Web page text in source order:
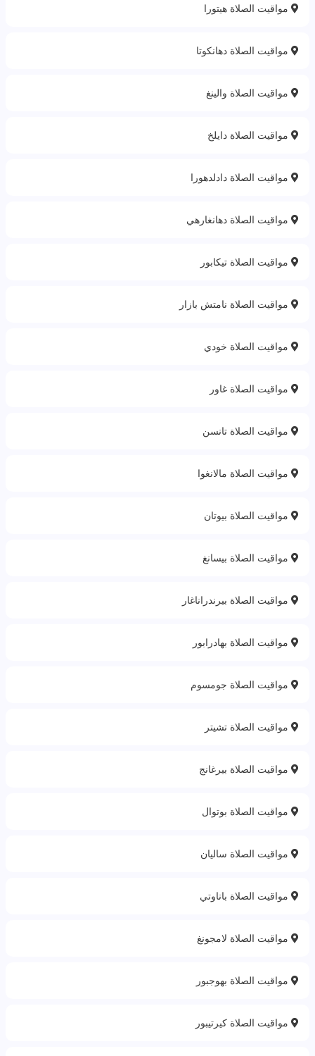
مواقيت الصلاة هيتورا
مواقيت الصلاة دهانكوتا
مواقيت الصلاة والينغ
مواقيت الصلاة دايلخ
مواقيت الصلاة دادلدهورا
مواقيت الصلاة دهانغارهي
مواقيت الصلاة تيكابور
مواقيت الصلاة نامتش بازار
مواقيت الصلاة خودي
مواقيت الصلاة غاور
مواقيت الصلاة تانسن
مواقيت الصلاة مالانغوا
مواقيت الصلاة بيوتان
مواقيت الصلاة بيسانغ
مواقيت الصلاة بيرندراناغار
مواقيت الصلاة بهادرابور
مواقيت الصلاة جومسوم
مواقيت الصلاة تشيتر
مواقيت الصلاة بيرغانج
مواقيت الصلاة بوتوال
مواقيت الصلاة ساليان
مواقيت الصلاة باناوتي
مواقيت الصلاة لامجونغ
مواقيت الصلاة بهوجبور
مواقيت الصلاة كيرتيبور